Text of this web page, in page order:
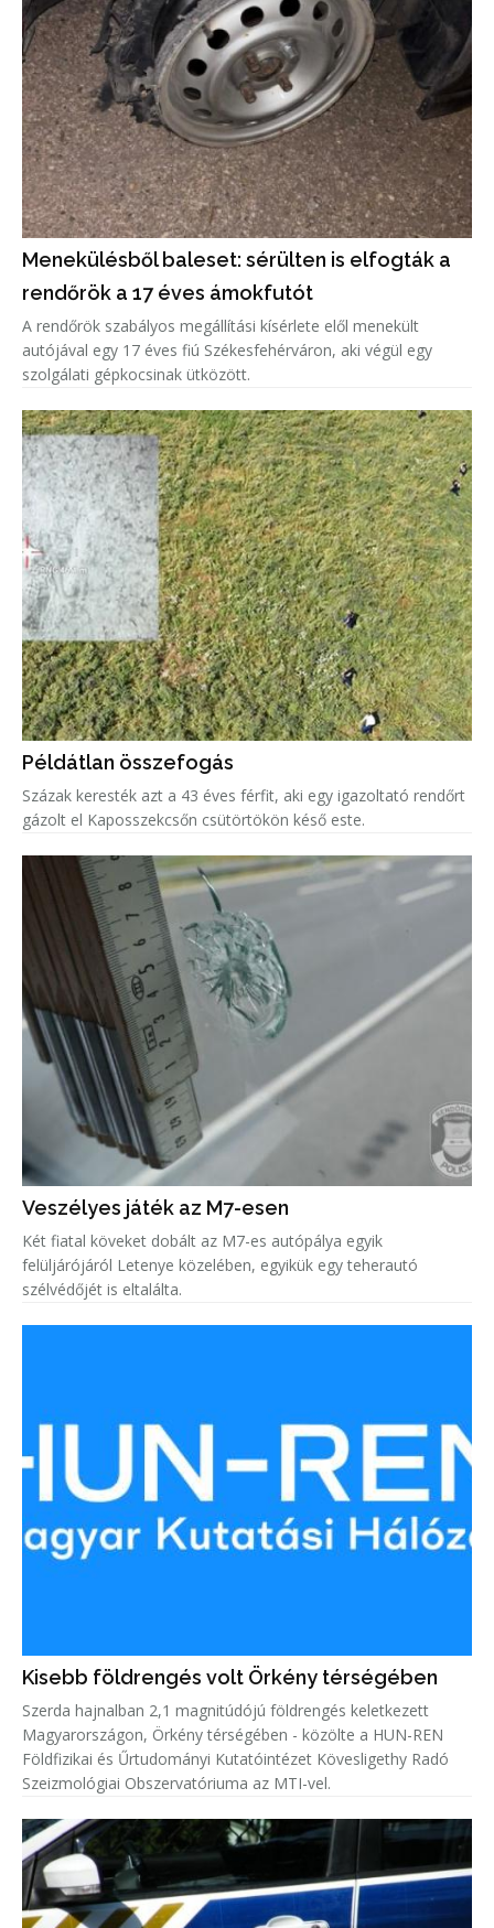
Menekülésből baleset: sérülten is elfogták a
rendőrök a 17 éves ámokfutót
A rendőrök szabályos megállítási kísérlete elől menekült
autójával egy 17 éves fiú Székesfehérváron, aki végül egy
szolgálati gépkocsinak ütközött.
Példátlan összefogás
Százak keresték azt a 43 éves férfit, aki egy igazoltató rendőrt
gázolt el Kaposszekcsőn csütörtökön késő este.
Veszélyes játék az M7-esen
Két fiatal köveket dobált az M7-es autópálya egyik
felüljárójáról Letenye közelében, egyikük egy teherautó
szélvédőjét is eltalálta.
Kisebb földrengés volt Örkény térségében
Szerda hajnalban 2,1 magnitúdójú földrengés keletkezett
Magyarországon, Örkény térségében - közölte a HUN-REN
Földfizikai és Űrtudományi Kutatóintézet Kövesligethy Radó
Szeizmológiai Obszervatóriuma az MTI-vel.